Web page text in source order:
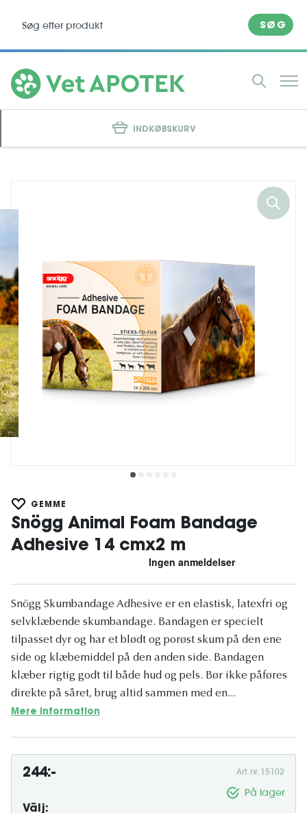
SØG
INDKØBSKURV
GEMME
Snögg Animal Foam Bandage
Adhesive 14 cmx2 m
Snögg Skumbandage Adhesive er en elastisk, latexfri og
selvklæbende skumbandage. Bandagen er specielt
tilpasset dyr og har et blødt og porøst skum på den ene
side og klæbemiddel på den anden side. Bandagen
klæber rigtig godt til både hud og pels. Bør ikke påføres
direkte på såret, brug altid sammen med en...
Mere information
244:- Art. nr. 15102
På lager
Välj: